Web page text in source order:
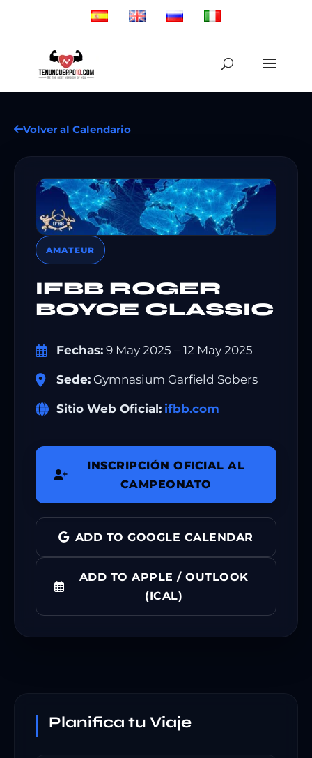
Volver al Calendario
AMATEUR
IFBB ROGER
BOYCE CLASSIC
Fechas: 9 May 2025 – 12 May 2025
Sede: Gymnasium Garfield Sobers
Sitio Web Oficial: ifbb.com
INSCRIPCIÓN OFICIAL AL
CAMPEONATO
ADD TO GOOGLE CALENDAR
ADD TO APPLE / OUTLOOK
(ICAL)
Planifica tu Viaje